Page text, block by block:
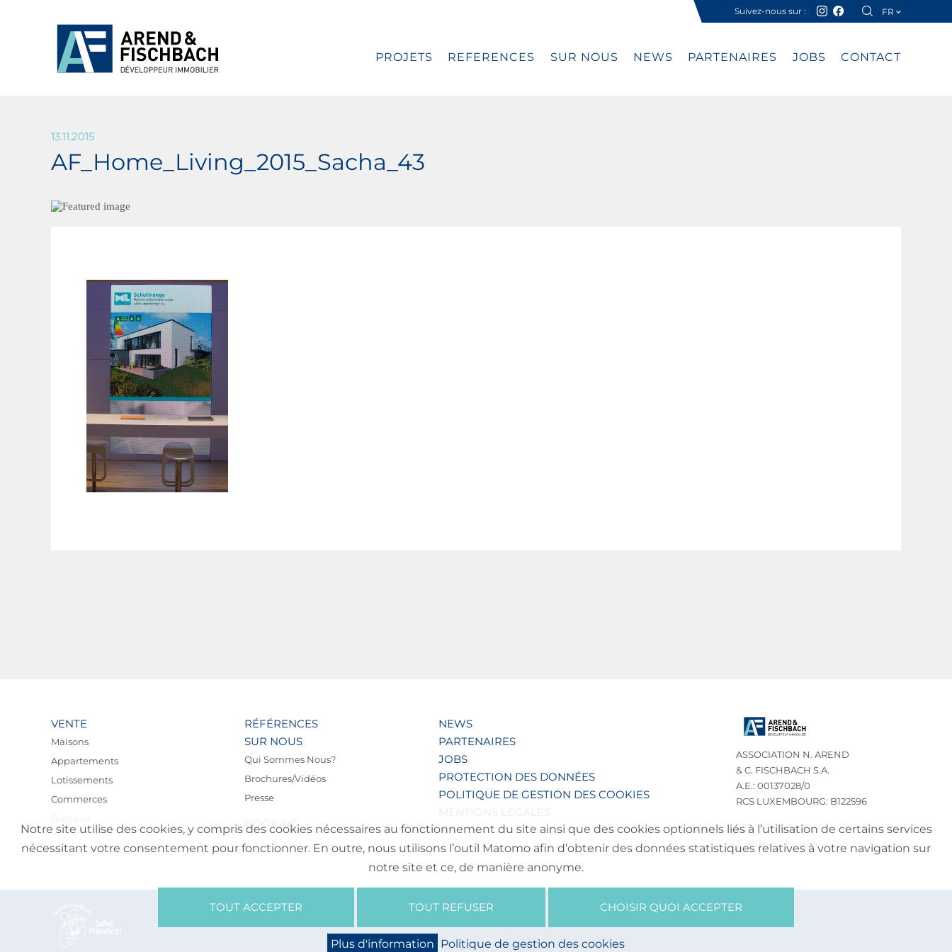
Suivez-nous sur : FR
PROJETS REFERENCES SUR NOUS NEWS PARTENAIRES JOBS CONTACT
13.11.2015
AF_Home_Living_2015_Sacha_43
VENTE
Maisons
Appartements
Lotissements
Commerces
RÉFÉRENCES
SUR NOUS
Qui Sommes Nous?
Brochures/Vidéos
Presse
BOOKING
NEWS
PARTENAIRES
JOBS
PROTECTION DES DONNÉES
POLITIQUE DE GESTION DES COOKIES
MENTIONS LÉGALES
ASSOCIATION N. AREND
& C. FISCHBACH S.A.
A.E.: 00137028/0
RCS LUXEMBOURG: B122596
TEL.: (+352) 32 75 76
E-MAIL:
INFO@NA-CF.LU
Notre site utilise des cookies, y compris des cookies nécessaires au fonctionnement du site ainsi que des cookies optionnels liés à l’utilisation de certains services
nécessitant votre consentement pour fonctionner. En outre, nous utilisons l’outil Matomo afin d’obtenir des données statistiques relatives à votre navigation sur
notre site et ce, de manière anonyme.
TOUT ACCEPTER TOUT REFUSER CHOISIR QUOI ACCEPTER
Plus d'information Politique de gestion des cookies